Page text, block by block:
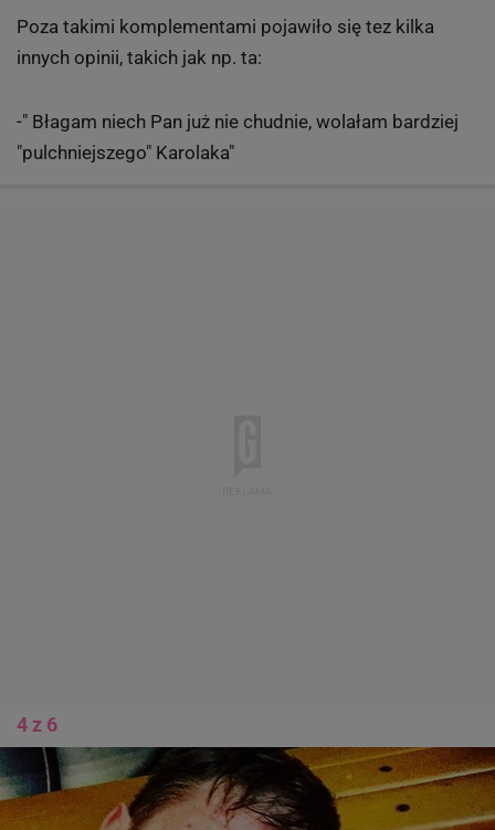
Poza takimi komplementami pojawiło się tez kilka
innych opinii, takich jak np. ta:
-" Błagam niech Pan już nie chudnie, wolałam bardziej
"pulchniejszego" Karolaka"
4 z 6